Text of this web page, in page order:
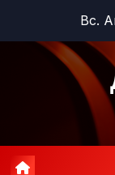
содержимому
Вс.